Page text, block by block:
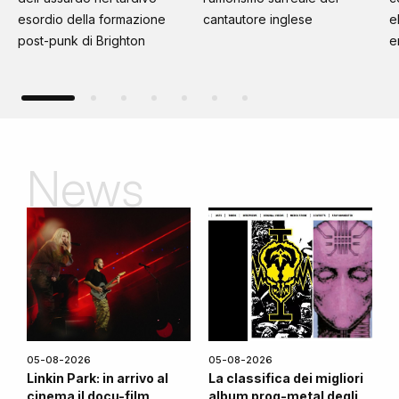
esordio della formazione
post-punk di Brighton
cantautore inglese
News
05-08-2026
Linkin Park: in arrivo al
05-08-2026
La classifica dei migliori